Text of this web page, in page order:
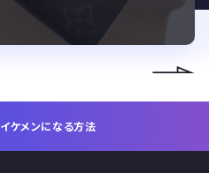
イケメンになる方法